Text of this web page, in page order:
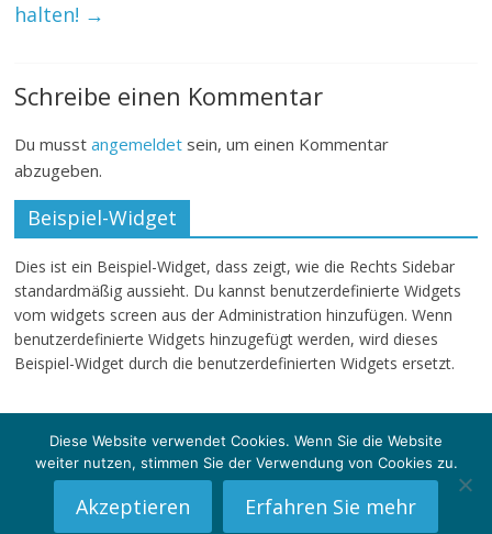
halten! →
Schreibe einen Kommentar
Du musstangemeldet sein, um einen Kommentar
abzugeben.
Beispiel-Widget
Dies ist ein Beispiel-Widget, dass zeigt, wie die Rechts Sidebar
standardmäßig aussieht. Du kannst benutzerdefinierte Widgets
vom widgets screen aus der Administration hinzufügen. Wenn
benutzerdefinierte Widgets hinzugefügt werden, wird dieses
Beispiel-Widget durch die benutzerdefinierten Widgets ersetzt.
Copyright © 2026klartext-sg. Alle Rechte vorbehalten.
Diese Website verwendet Cookies. Wenn Sie die Website
weiter nutzen, stimmen Sie der Verwendung von Cookies zu.
Akzeptieren Erfahren Sie mehr